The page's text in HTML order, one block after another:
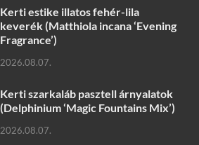
Kerti estike illatos fehér-lila
keverék (Matthiola incana ‘Evening
Fragrance’)
2026.08.07.
Kerti szarkaláb pasztell árnyalatok
(Delphinium ‘Magic Fountains Mix’)
2026.08.07.